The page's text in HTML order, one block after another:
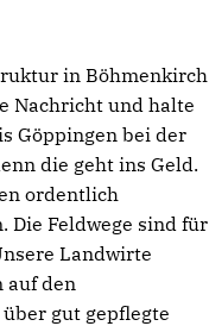
in Böhmenkirch
Nachricht und halte
Göppingen bei der
die geht ins Geld.
ordentlich
Die Feldwege sind für
Landwirte
auf den
gut gepflegte